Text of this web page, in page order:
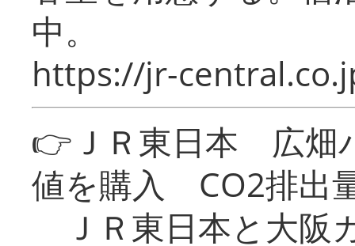
中。
https://jr-
👉ＪＲ東日本 広畑
値を購入 CO2排出
ＪＲ東日本と大阪